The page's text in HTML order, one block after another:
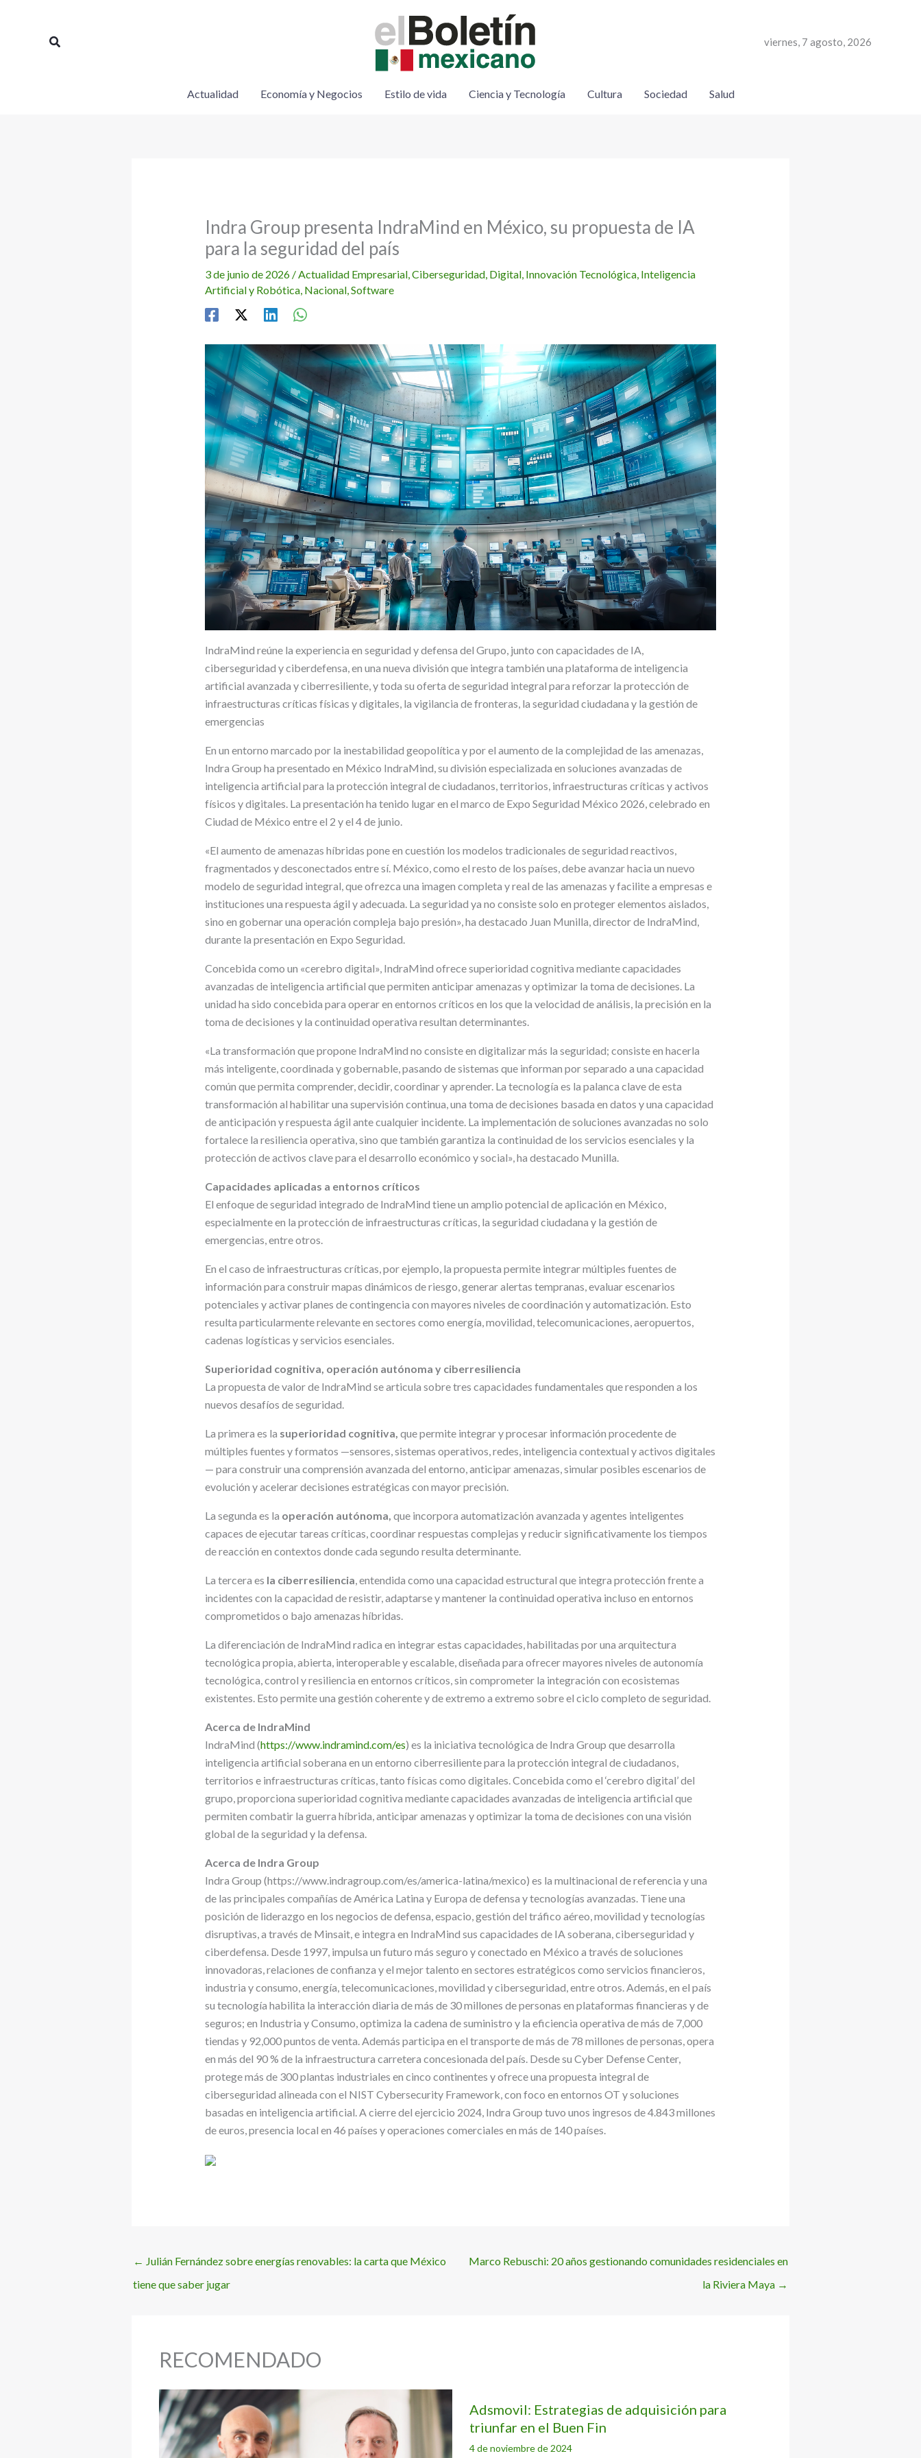
Buscar viernes, 7 agosto, 2026
Actualidad Economía y Negocios Estilo de vida Ciencia y Tecnología Cultura Sociedad Salud
Indra Group presenta IndraMind en México, su propuesta de IA
para la seguridad del país
3 de junio de 2026 /Actualidad Empresarial,Ciberseguridad, Digital, Innovación Tecnológica, Inteligencia
Artificial y Robótica, Nacional,Software
IndraMind reúne la experiencia en seguridad y defensa del Grupo, junto con capacidades de IA,
ciberseguridad y ciberdefensa, en una nueva división que integra también una plataforma de inteligencia
artificial avanzada y ciberresiliente, y toda su oferta de seguridad integral para reforzar la protección de
infraestructuras críticas físicas y digitales, la vigilancia de fronteras, la seguridad ciudadana y la gestión de
emergencias
En un entorno marcado por la inestabilidad geopolítica y por el aumento de la complejidad de las amenazas,
Indra Group ha presentado en México IndraMind, su división especializada en soluciones avanzadas de
inteligencia artificial para la protección integral de ciudadanos, territorios, infraestructuras críticas y activos
físicos y digitales. La presentación ha tenido lugar en el marco de Expo Seguridad México 2026, celebrado en
Ciudad de México entre el 2 y el 4 de junio.
«El aumento de amenazas híbridas pone en cuestión los modelos tradicionales de seguridad reactivos,
fragmentados y desconectados entre sí. México, como el resto de los países, debe avanzar hacia un nuevo
modelo de seguridad integral, que ofrezca una imagen completa y real de las amenazas y facilite a empresas e
instituciones una respuesta ágil y adecuada. La seguridad ya no consiste solo en proteger elementos aislados,
sino en gobernar una operación compleja bajo presión», ha destacado Juan Munilla, director de IndraMind,
durante la presentación en Expo Seguridad.
Concebida como un «cerebro digital», IndraMind ofrece superioridad cognitiva mediante capacidades
avanzadas de inteligencia artificial que permiten anticipar amenazas y optimizar la toma de decisiones. La
unidad ha sido concebida para operar en entornos críticos en los que la velocidad de análisis, la precisión en la
toma de decisiones y la continuidad operativa resultan determinantes.
«La transformación que propone IndraMind no consiste en digitalizar más la seguridad; consiste en hacerla
más inteligente, coordinada y gobernable, pasando de sistemas que informan por separado a una capacidad
común que permita comprender, decidir, coordinar y aprender. La tecnología es la palanca clave de esta
transformación al habilitar una supervisión continua, una toma de decisiones basada en datos y una capacidad
de anticipación y respuesta ágil ante cualquier incidente. La implementación de soluciones avanzadas no solo
fortalece la resiliencia operativa, sino que también garantiza la continuidad de los servicios esenciales y la
protección de activos clave para el desarrollo económico y social», ha destacado Munilla.
Capacidades aplicadas a entornos críticos
El enfoque de seguridad integrado de IndraMind tiene un amplio potencial de aplicación en México,
especialmente en la protección de infraestructuras críticas, la seguridad ciudadana y la gestión de
emergencias, entre otros.
En el caso de infraestructuras críticas, por ejemplo, la propuesta permite integrar múltiples fuentes de
información para construir mapas dinámicos de riesgo, generar alertas tempranas, evaluar escenarios
potenciales y activar planes de contingencia con mayores niveles de coordinación y automatización. Esto
resulta particularmente relevante en sectores como energía, movilidad, telecomunicaciones, aeropuertos,
cadenas logísticas y servicios esenciales.
Superioridad cognitiva, operación autónoma y ciberresiliencia
La propuesta de valor de IndraMind se articula sobre tres capacidades fundamentales que responden a los
nuevos desafíos de seguridad.
La primera es la superioridad cognitiva, que permite integrar y procesar información procedente de
múltiples fuentes y formatos —sensores, sistemas operativos, redes, inteligencia contextual y activos digitales
— para construir una comprensión avanzada del entorno, anticipar amenazas, simular posibles escenarios de
evolución y acelerar decisiones estratégicas con mayor precisión.
La segunda es la operación autónoma, que incorpora automatización avanzada y agentes inteligentes
capaces de ejecutar tareas críticas, coordinar respuestas complejas y reducir significativamente los tiempos
de reacción en contextos donde cada segundo resulta determinante.
La tercera es la ciberresiliencia, entendida como una capacidad estructural que integra protección frente a
incidentes con la capacidad de resistir, adaptarse y mantener la continuidad operativa incluso en entornos
comprometidos o bajo amenazas híbridas.
La diferenciación de IndraMind radica en integrar estas capacidades, habilitadas por una arquitectura
tecnológica propia, abierta, interoperable y escalable, diseñada para ofrecer mayores niveles de autonomía
tecnológica, control y resiliencia en entornos críticos, sin comprometer la integración con ecosistemas
existentes. Esto permite una gestión coherente y de extremo a extremo sobre el ciclo completo de seguridad.
Acerca de IndraMind
IndraMind (https://www.indramind.com/es) es la iniciativa tecnológica de Indra Group que desarrolla
inteligencia artificial soberana en un entorno ciberresiliente para la protección integral de ciudadanos,
territorios e infraestructuras críticas, tanto físicas como digitales. Concebida como el ‘cerebro digital’ del
grupo, proporciona superioridad cognitiva mediante capacidades avanzadas de inteligencia artificial que
permiten combatir la guerra híbrida, anticipar amenazas y optimizar la toma de decisiones con una visión
global de la seguridad y la defensa.
Acerca de Indra Group
Indra Group (https://www.indragroup.com/es/america-latina/mexico) es la multinacional de referencia y una
de las principales compañías de América Latina y Europa de defensa y tecnologías avanzadas. Tiene una
posición de liderazgo en los negocios de defensa, espacio, gestión del tráfico aéreo, movilidad y tecnologías
disruptivas, a través de Minsait, e integra en IndraMind sus capacidades de IA soberana, ciberseguridad y
ciberdefensa. Desde 1997, impulsa un futuro más seguro y conectado en México a través de soluciones
innovadoras, relaciones de confianza y el mejor talento en sectores estratégicos como servicios financieros,
industria y consumo, energía, telecomunicaciones, movilidad y ciberseguridad, entre otros. Además, en el país
su tecnología habilita la interacción diaria de más de 30 millones de personas en plataformas financieras y de
seguros; en Industria y Consumo, optimiza la cadena de suministro y la eficiencia operativa de más de 7,000
tiendas y 92,000 puntos de venta. Además participa en el transporte de más de 78 millones de personas, opera
en más del 90 % de la infraestructura carretera concesionada del país. Desde su Cyber Defense Center,
protege más de 300 plantas industriales en cinco continentes y ofrece una propuesta integral de
ciberseguridad alineada con el NIST Cybersecurity Framework, con foco en entornos OT y soluciones
basadas en inteligencia artificial. A cierre del ejercicio 2024, Indra Group tuvo unos ingresos de 4.843 millones
de euros, presencia local en 46 países y operaciones comerciales en más de 140 países.
← Julián Fernández sobre energías renovables: la carta que México
tiene que saber jugar
Marco Rebuschi: 20 años gestionando comunidades residenciales en
la Riviera Maya →
RECOMENDADO
Adsmovil: Estrategias de adquisición para
triunfar en el Buen Fin
4 de noviembre de 2024